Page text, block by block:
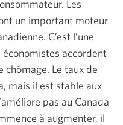
Les
un important moteur
C’est l’une
accordent
chômage. Le taux de
mais il est stable aux
pas au Canada
à augmenter, il